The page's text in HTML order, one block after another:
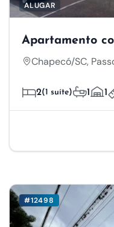
ALUGAR
Apartamento
Chapecó/SC,
2(1 suíte) 1 1
#12498